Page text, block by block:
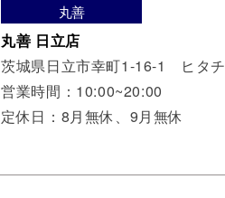
丸善
丸善 日立店
茨城県日立市幸町1-16-1 ヒタ
営業時間：10:00~20:00
定休日：8月無休、9月無休